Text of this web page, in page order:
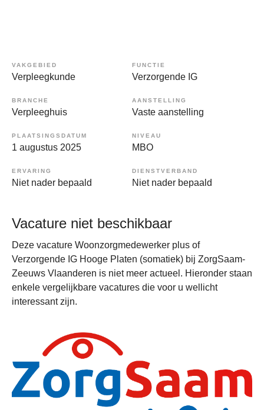
VAKGEBIED
Verpleegkunde
FUNCTIE
Verzorgende IG
BRANCHE
Verpleeghuis
AANSTELLING
Vaste aanstelling
PLAATSINGSDATUM
1 augustus 2025
NIVEAU
MBO
ERVARING
Niet nader bepaald
DIENSTVERBAND
Niet nader bepaald
Vacature niet beschikbaar
Deze vacature Woonzorgmedewerker plus of
Verzorgende IG Hooge Platen (somatiek) bij ZorgSaam-
Zeeuws Vlaanderen is niet meer actueel. Hieronder staan
enkele vergelijkbare vacatures die voor u wellicht
interessant zijn.